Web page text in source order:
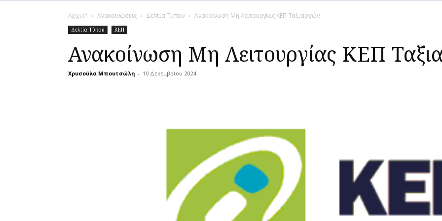
Αρχική Ανακοινώσεις Δελτία Τύπου Ανακοίνωση Μη Λειτουργίας ΚΕΠ Ταξιαρχών
Δελτία Τύπου ΚΕΠ
Ανακοίνωση Μη Λειτουργίας ΚΕΠ
Χρυσούλα Μπουτσώλη - 10 Δεκεμβρίου 2024